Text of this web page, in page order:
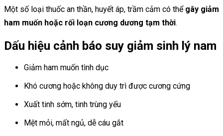
Một số loại thuốc an thần, huyết áp, trầm cảm có thể gây giảm
ham muốn hoặc rối loạn cương dương tạm thời.
Dấu hiệu cảnh báo suy giảm sinh lý nam
Giảm ham muốn tình dục
Khó cương hoặc không duy trì được cương cứng
Xuất tinh sớm, tinh trùng yếu
Mệt mỏi, mất ngủ, dễ cáu gắt